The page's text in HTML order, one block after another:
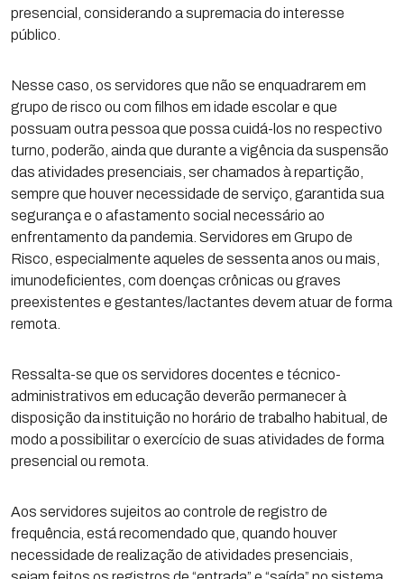
presencial, considerando a supremacia do interesse
público.
Nesse caso, os servidores que não se enquadrarem em
grupo de risco ou com filhos em idade escolar e que
possuam outra pessoa que possa cuidá-los no respectivo
turno, poderão, ainda que durante a vigência da suspensão
das atividades presenciais, ser chamados à repartição,
sempre que houver necessidade de serviço, garantida sua
segurança e o afastamento social necessário ao
enfrentamento da pandemia. Servidores em Grupo de
Risco, especialmente aqueles de sessenta anos ou mais,
imunodeficientes, com doenças crônicas ou graves
preexistentes e gestantes/lactantes devem atuar de forma
remota.
Ressalta-se que os servidores docentes e técnico-
administrativos em educação deverão permanecer à
disposição da instituição no horário de trabalho habitual, de
modo a possibilitar o exercício de suas atividades de forma
presencial ou remota.
Aos servidores sujeitos ao controle de registro de
frequência, está recomendado que, quando houver
necessidade de realização de atividades presenciais,